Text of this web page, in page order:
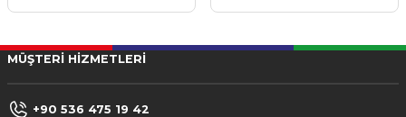
MÜŞTERİ HİZMETLERİ
+90 536 475 19 42